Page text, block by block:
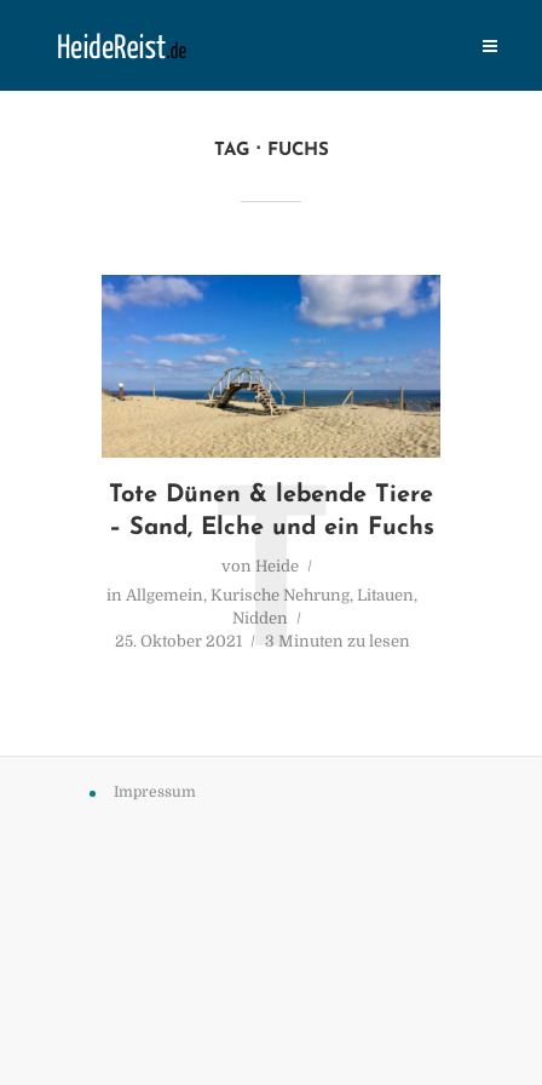
TAG FUCHS
Tote Dünen & lebende Tiere
– Sand, Elche und ein Fuchs
von Heide
in Allgemein, Kurische Nehrung, Litauen,
Nidden
25. Oktober 2021
3 Minuten zu lesen
T
Impressum